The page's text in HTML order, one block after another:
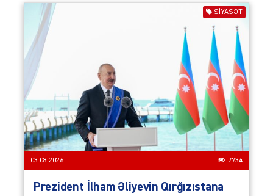
SIYASƏT
03.08.2026 7734
Prezident İlham Əliyevin Qırğızıstana